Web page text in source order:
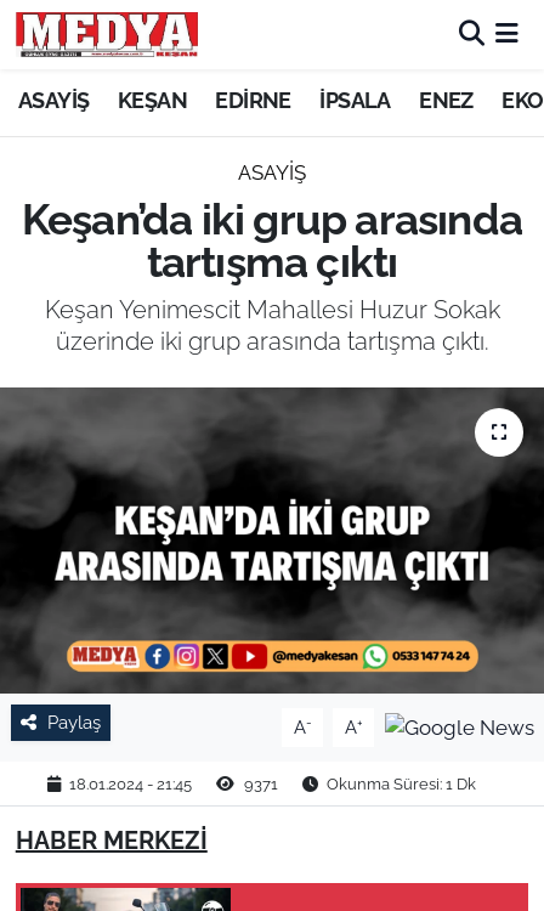
ASAYİŞ KEŞAN EDİRNE İPSALA ENEZ
ASAYİŞ
Keşan’da iki grup arasında
tartışma çıktı
Keşan Yenimescit Mahallesi Huzur Sokak
üzerinde iki grup arasında tartışma çıktı.
Paylaş A- A+
18.01.2024 - 21:45 9371 Okunma Süresi: 1 Dk
HABER MERKEZİ
KEŞAN
ASAYİŞ
SİYASET
GÜNDEM
SAĞLIK
EĞİTİM
TARIM VE HAYVANCILIK
KÜLTÜR SANAT
RESMİ İLAN
SPOR
YAŞAM
EDİRNE